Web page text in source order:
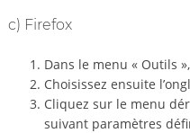
c) Firefox
Dans le menu « Outils
Choisissez ensuite
Cliquez sur le menu
suivant paramètres